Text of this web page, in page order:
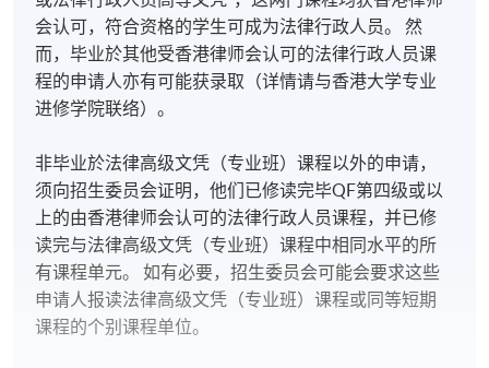
会认可，符合资格的学生可成为法律行政人员。 然
而，毕业於其他受香港律师会认可的法律行政人员课
程的申请人亦有可能获录取（详情请与香港大学专业
进修学院联络）。
非毕业於法律高级文凭（专业班）课程以外的申请，
须向招生委员会证明，他们已修读完毕QF第四级或以
上的由香港律师会认可的法律行政人员课程，并已修
读完与法律高级文凭（专业班）课程中相同水平的所
有课程单元。 如有必要，招生委员会可能会要求这些
申请人报读法律高级文凭（专业班）课程或同等短期
课程的个别课程单位。